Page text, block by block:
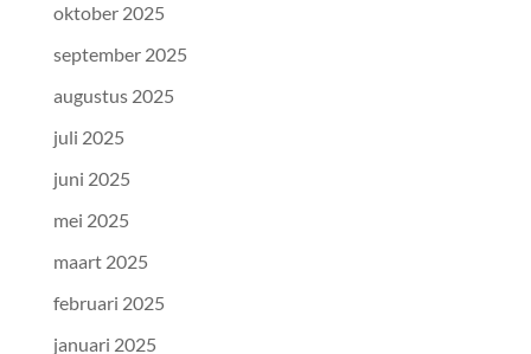
oktober 2025
september 2025
augustus 2025
juli 2025
juni 2025
mei 2025
maart 2025
februari 2025
januari 2025